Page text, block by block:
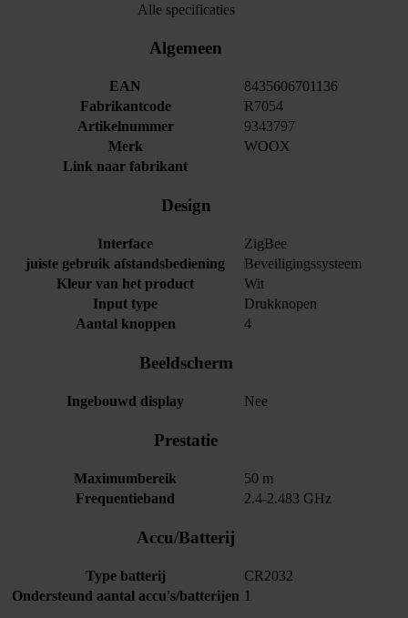
Alle specificaties
Algemeen
EAN
8435606701136
Fabrikantcode
R7054
Artikelnummer
9343797
Merk
WOOX
Link naar fabrikant
Design
Interface
ZigBee
juiste gebruik afstandsbediening
Beveiligingssysteem
Kleur van het product
Wit
Input type
Drukknopen
Aantal knoppen
4
Beeldscherm
Ingebouwd display Nee
Prestatie
Maximumbereik
50 m
Frequentieband
2.4-2.483 GHz
Accu/Batterij
Type batterij
CR2032
Ondersteund aantal accu's/batterijen 1